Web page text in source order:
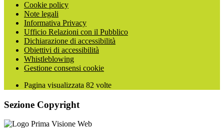
Cookie policy
Note legali
Informativa Privacy
Ufficio Relazioni con il Pubblico
Dichiarazione di accessibilità
Obiettivi di accessibilità
Whistleblowing
Gestione consensi cookie
Pagina visualizzata 82 volte
Sezione Copyright